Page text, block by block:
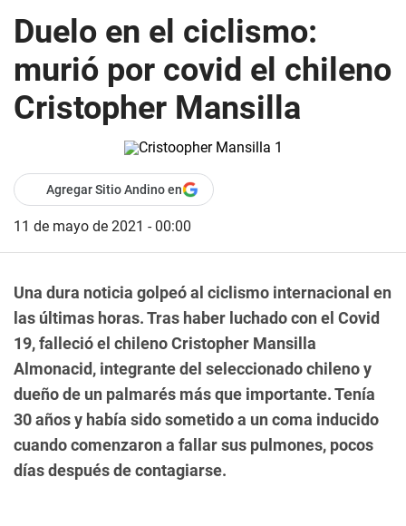
Duelo en el ciclismo:
murió por covid el chileno
Cristopher Mansilla
Agregar Sitio Andino en
11 de mayo de 2021 - 00:00
Una dura noticia golpeó al ciclismo internacional en
las últimas horas. Tras haber luchado con el Covid
19, falleció el chileno Cristopher Mansilla
Almonacid, integrante del seleccionado chileno y
dueño de un palmarés más que importante. Tenía
30 años y había sido sometido a un coma inducido
cuando comenzaron a fallar sus pulmones, pocos
días después de contagiarse.